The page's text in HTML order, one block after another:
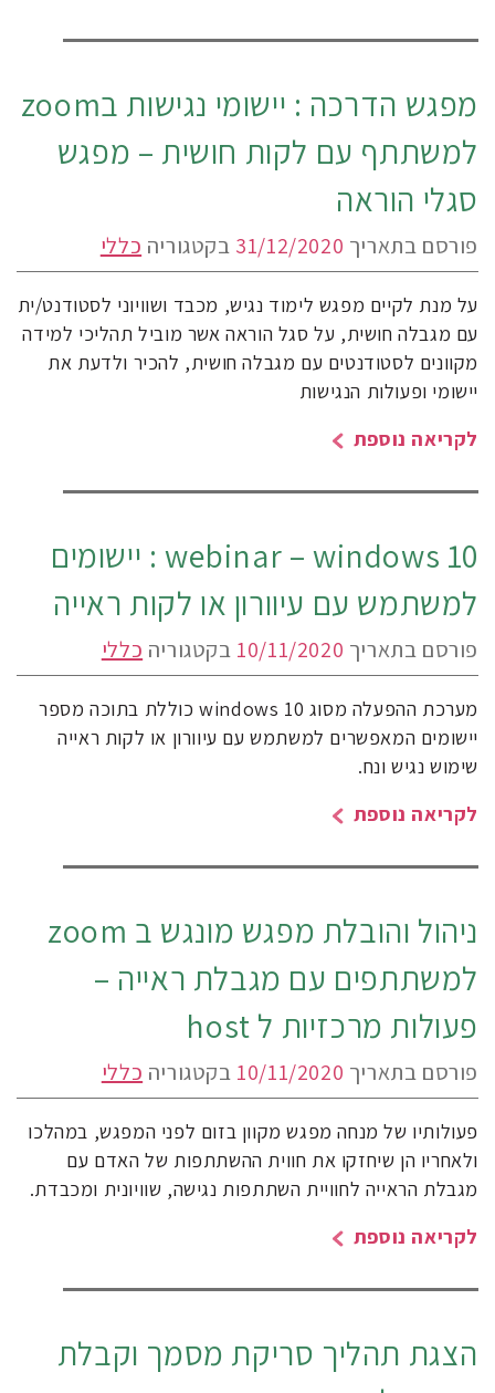
מפגש הדרכה : יישומי נגישות בzoom
למשתתף עם לקות חושית – מפגש
סגלי הוראה
פורסם בתאריך 31/12/2020 בקטגוריה כללי
על מנת לקיים מפגש לימוד נגיש, מכבד ושוויוני לסטודנט/ית
עם מגבלה חושית, על סגל הוראה אשר מוביל תהליכי למידה
מקוונים לסטודנטים עם מגבלה חושית, להכיר ולדעת את
יישומי ופעולות הנגישות
לקריאה נוספת
webinar – windows 10 : יישומים
למשתמש עם עיוורון או לקות ראייה
פורסם בתאריך 10/11/2020 בקטגוריה כללי
מערכת ההפעלה מסוג windows 10 כוללת בתוכה מספר
יישומים המאפשרים למשתמש עם עיוורון או לקות ראייה
שימוש נגיש ונח.
לקריאה נוספת
ניהול והובלת מפגש מונגש ב zoom
למשתתפים עם מגבלת ראייה –
פעולות מרכזיות ל host
פורסם בתאריך 10/11/2020 בקטגוריה כללי
פעולותיו של מנחה מפגש מקוון בזום לפני המפגש, במהלכו
ולאחריו הן שיחזקו את חווית ההשתתפות של האדם עם
מגבלת הראייה לחוויית השתתפות נגישה, שוויונית ומכבדת.
לקריאה נוספת
הצגת תהליך סריקת מסמך וקבלת